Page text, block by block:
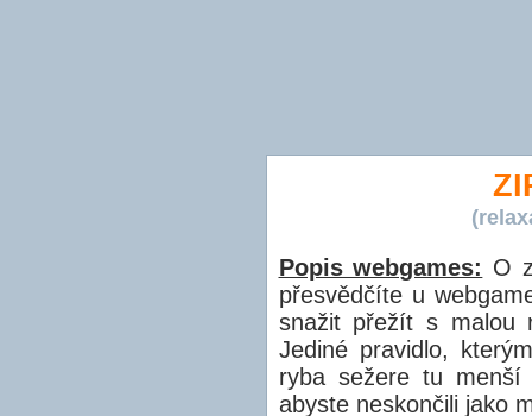
Popis webgames: O
přesvědčíte u
snažit přežít s malou
Jediné pravidlo,
ryba sežere tu
abyste neskončili jako